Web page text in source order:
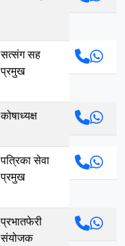
सत्संग सह
प्रमुख
कोषाध्यक्ष
पत्रिका सेवा
प्रमुख
प्रभातफेरी
संयोजक